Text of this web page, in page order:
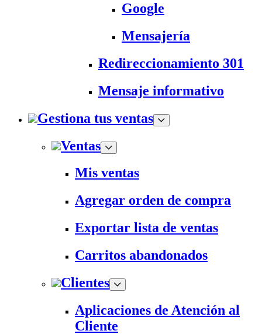
Google
Mensajería
Redireccionamiento 301
Mensaje informativo
Gestiona tus ventas
Ventas
Mis ventas
Agregar orden de compra
Exportar lista de ventas
Carritos abandonados
Clientes
Aplicaciones de Atención al
Cliente